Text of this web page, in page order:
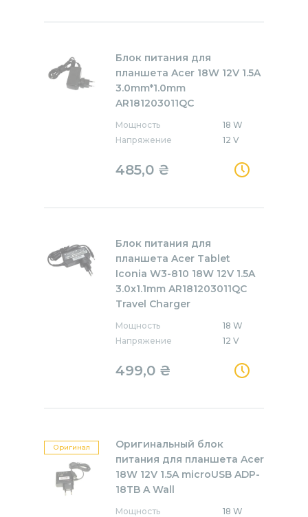
Блок питания для
планшета Acer 18W 12V 1.5A
3.0mm*1.0mm
AR181203011QC
Мощность
18 W
Напряжение
12 V
485,0 ₴
Блок питания для
планшета Acer Tablet
Iconia W3-810 18W 12V 1.5A
3.0x1.1mm AR181203011QC
Travel Charger
Мощность
18 W
Напряжение
12 V
499,0 ₴
Оригинал
Оригинальный блок
питания для планшета Acer
18W 12V 1.5A microUSB ADP-
18TB A Wall
Мощность
18 W